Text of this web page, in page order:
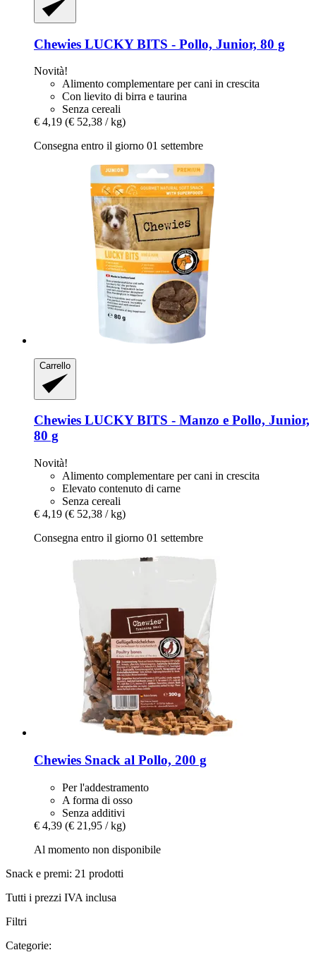
Chewies LUCKY BITS -​ Pollo, Junior, 80 g
Novità!
Alimento complementare per cani in crescita
Con lievito di birra e taurina
Senza cereali
€ 4,19 (€ 52,38 / kg)
Consegna entro il giorno 01 settembre
Carrello
Chewies LUCKY BITS -​ Manzo e Pollo, Junior,
80 g
Novità!
Alimento complementare per cani in crescita
Elevato contenuto di carne
Senza cereali
€ 4,19 (€ 52,38 / kg)
Consegna entro il giorno 01 settembre
Chewies Snack al Pollo, 200 g
Per l'addestramento
A forma di osso
Senza additivi
€ 4,39 (€ 21,95 / kg)
Al momento non disponibile
Snack e premi: 21 prodotti
Tutti i prezzi IVA inclusa
Filtri
Categorie: